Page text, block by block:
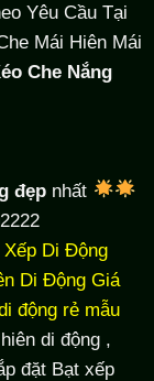
Yêu Cầu Tại
Mái Hiên Mái
Che Nắng
đẹp nhất
Xếp Di Động
Di Động Giá
động rẻ mẫu
di động,
đặt Bạt xếp